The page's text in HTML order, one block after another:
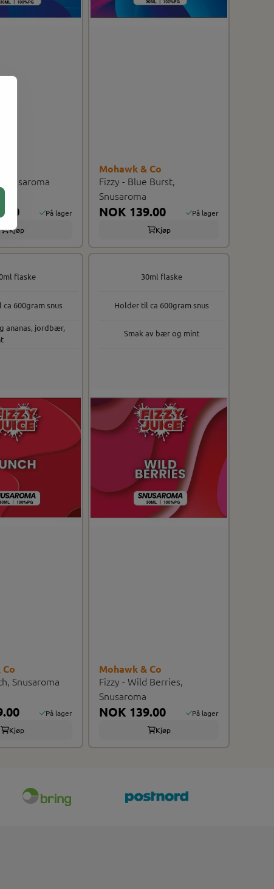
Snusaroma
På lager
Kjøp
Mohawk & Co
Fizzy - Blue Burst,
Snusaroma
NOK 139.00
På lager
Kjøp
Snusaroma
På lager
Kjøp
flaske
600gram snus
ananas, jordbær,
Mohawk & Co
Fizzy - Wild Berries,
Snusaroma
NOK 139.00
På lager
Kjøp
30ml flaske
Holder til ca 600gram snus
Smak av bær og mint